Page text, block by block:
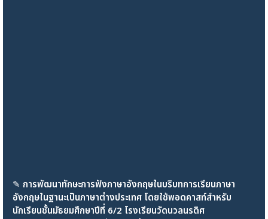
✎ การพัฒนาทักษะการฟังภาษาอังกฤษในบริบทการเรียนภาษา
อังกฤษในฐานะเป็นภาษาต่างประเทศ โดยใช้พอดคาสท์สำหรับ
นักเรียนชั้นมัธยมศึกษาปีที่ 6/2 โรงเรียนวัดนวลนรดิศ